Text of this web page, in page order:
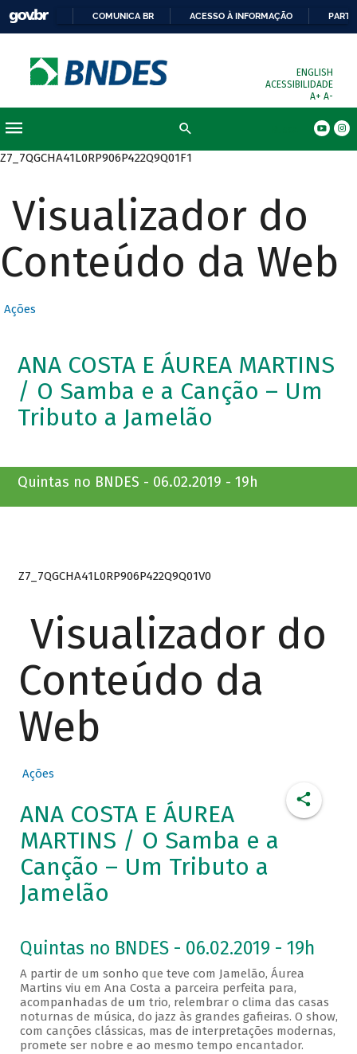
COMUNICA BR ACESSO À INFORMAÇÃO
ENGLISH
ACESSIBILIDADE
A+ A-
Z7_7QGCHA41L0RP906P422Q9Q01F1
Visualizador do
Conteúdo da Web
Ações
ANA COSTA E ÁUREA MARTINS
/ O Samba e a Canção – Um
Tributo a Jamelão
Quintas no BNDES - 06.02.2019 - 19h
Z7_7QGCHA41L0RP906P422Q9Q01V0
Visualizador do
Conteúdo da
Web
Ações
ANA COSTA E ÁUREA
MARTINS / O Samba e a
Canção – Um Tributo a
Jamelão
Quintas no BNDES - 06.02.2019 - 19h
A partir de um sonho que teve com Jamelão, Áurea
Martins viu em Ana Costa a parceira perfeita para,
acompanhadas de um trio, relembrar o clima das casas
noturnas de música, do jazz às grandes gafieiras. O show,
com canções clássicas, mas de interpretações modernas,
promete ser nobre e ao mesmo tempo encantador.